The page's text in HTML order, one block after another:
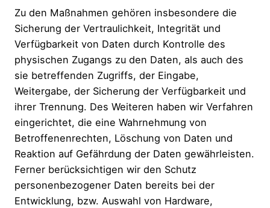
Zu den Maßnahmen gehören insbesondere die
Sicherung der Vertraulichkeit, Integrität und
Verfügbarkeit von Daten durch Kontrolle des
physischen Zugangs zu den Daten, als auch des
sie betreffenden Zugriffs, der Eingabe,
Weitergabe, der Sicherung der Verfügbarkeit und
ihrer Trennung. Des Weiteren haben wir Verfahren
eingerichtet, die eine Wahrnehmung von
Betroffenenrechten, Löschung von Daten und
Reaktion auf Gefährdung der Daten gewährleisten.
Ferner berücksichtigen wir den Schutz
personenbezogener Daten bereits bei der
Entwicklung, bzw. Auswahl von Hardware,